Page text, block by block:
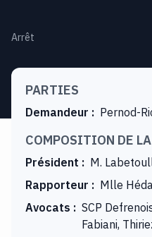
Arrêt
PARTIES
Demandeur : Pernod-
COMPOSITION DE
Président : M.
Rapporteur : Mlle
Avocats : SCP
Fabiani,